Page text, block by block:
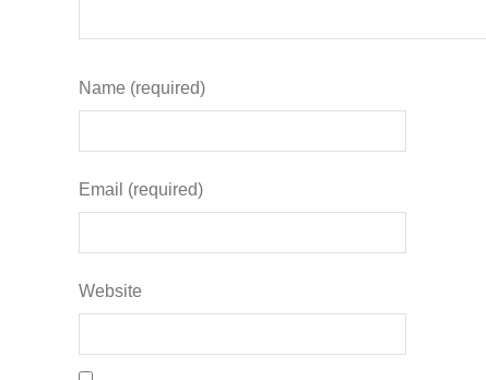
Name (required)
Email (required)
Website